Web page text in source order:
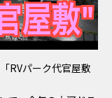
RVパーク代官屋敷